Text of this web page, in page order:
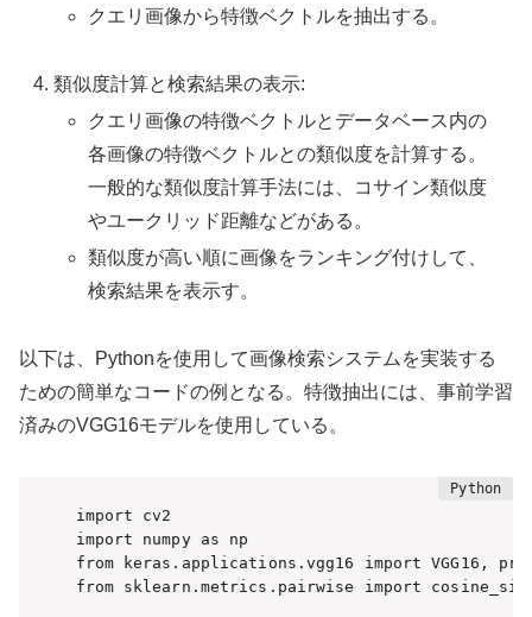
クエリ画像から特徴ベクトルを抽出する。
類似度計算と検索結果の表示:
クエリ画像の特徴ベクトルとデータベース内の
各画像の特徴ベクトルとの類似度を計算する。
一般的な類似度計算手法には、コサイン類似度
やユークリッド距離などがある。
類似度が高い順に画像をランキング付けして、
検索結果を表示す。
以下は、Pythonを使用して画像検索システムを実装する
ための簡単なコードの例となる。特徴抽出には、事前学習
済みのVGG16モデルを使用している。
import cv2
import numpy as np
from keras.applications.vgg16 import VGG16,
from sklearn.metrics.pairwise import